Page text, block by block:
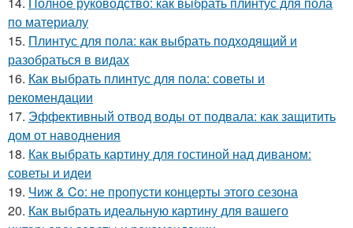
по материалу
15. Плинтус для пола: как выбрать подходящий и
разобраться в видах
16. Как выбрать плинтус для пола: советы и
рекомендации
17. Эффективный отвод воды от подвала: как защитить
дом от наводнения
18. Как выбрать картину для гостиной над диваном:
советы и идеи
19. Чиж & Co: не пропусти концерты этого сезона
20. Как выбрать идеальную картину для вашего